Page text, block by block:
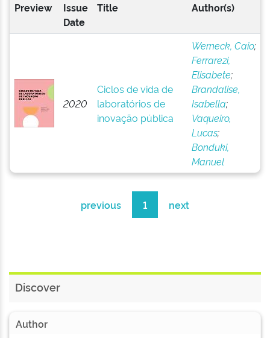
Preview
Issue
Date
Title Author(s)
2020
Ciclos de vida de
laboratórios de
inovação pública
Werneck, Caio;
Ferrarezi,
Elisabete;
Brandalise,
Isabella;
Vaqueiro,
Lucas;
Bonduki,
Manuel
previous 1 next
Discover
Author